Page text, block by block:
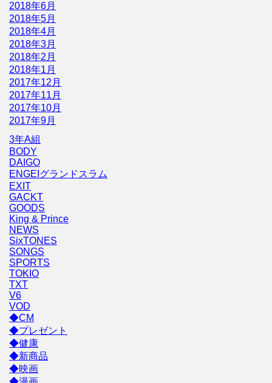
2018年6月
2018年5月
2018年4月
2018年3月
2018年2月
2018年1月
2017年12月
2017年11月
2017年10月
2017年9月
3年A組
BODY
DAIGO
ENGEIグランドスラム
EXIT
GACKT
GOODS
King & Prince
NEWS
SixTONES
SONGS
SPORTS
TOKIO
TXT
V6
VOD
◆CM
◆プレゼント
◆健康
◆新商品
◆映画